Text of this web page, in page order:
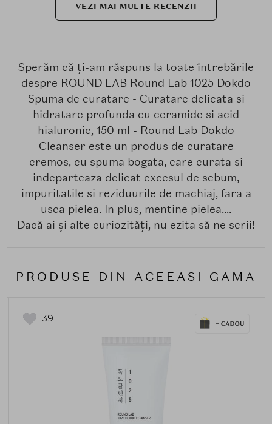
VEZI MAI MULTE RECENZII
Sperăm că ți-am răspuns la toate întrebările
despre ROUND LAB Round Lab 1025 Dokdo
Spuma de curatare - Curatare delicata si
hidratare profunda cu ceramide si acid
hialuronic, 150 ml - Round Lab Dokdo
Cleanser este un produs de curatare
cremos, cu spuma bogata, care curata si
indeparteaza delicat excesul de sebum,
impuritatile si reziduurile de machiaj, fara a
usca pielea. In plus, mentine pielea....
Dacă ai și alte curiozități, nu ezita să ne scrii!
PRODUSE DIN ACEEASI GAMA
39